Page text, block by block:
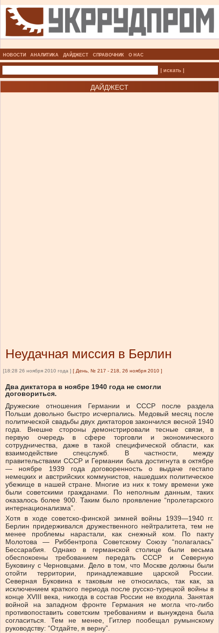
НОВОСТИ АНАЛИТИКА ДАЙДЖЕСТ СПРАВОЧНИК О НАС
| искать |
ДАЙДЖЕСТ
Неудачная миссия в Берлин
[18:28 26 ноября 2010 года ] [ День, № 217 - 218, 26 ноября 2010 ]
Два диктатора в ноябре 1940 года не смогли
договориться.
Дружеские отношения Германии и СССР после раздела
Польши довольно быстро исчерпались. Медовый месяц после
политической свадьбы двух диктаторов закончился весной 1940
года. Внешне стороны демонстрировали тесные связи, в
первую очередь в сфере торговли и экономического
сотрудничества, даже в такой специфической области, как
взаимодействие спецслужб. В частности, между
правительствами СССР и Германии была достигнута в октябре
— ноябре 1939 года договоренность о выдаче гестапо
немецких и австрийских коммунистов, нашедших политическое
убежище в нашей стране. Многие из них к тому времени уже
были советскими гражданами. По неполным данным, таких
оказалось более 900. Таким было проявление “пролетарского
интернационализма”.
Хотя в ходе советско-финской зимней войны 1939—1940 гг.
Берлин придерживался дружественного нейтралитета, тем не
менее проблемы нарастали, как снежный ком. По пакту
Молотова — Риббентропа Советскому Союзу “полагалась”
Бессарабия. Однако в германской столице были весьма
обеспокоены требованием передать СССР и Северную
Буковину с Черновцами. Дело в том, что Москве должны были
отойти территории, принадлежавшие царской России.
Северная Буковина к таковым не относилась, так как, за
исключением краткого периода после русско-турецкой войны в
конце XVIII века, никогда в состав России не входила. Занятая
войной на западном фронте Германия не могла что-либо
противопоставить советским требованиям и вынуждена была
согласиться. Тем не менее, Гитлер пообещал румынскому
руководству: “Отдайте, я верну”.